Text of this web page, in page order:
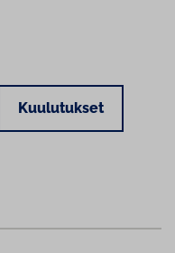
Kuulutukset